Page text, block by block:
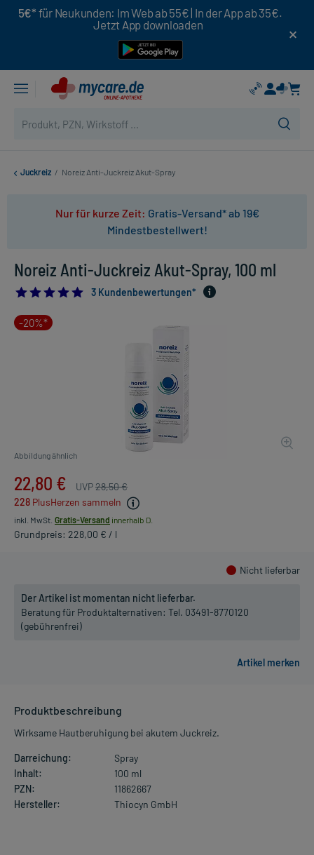
5€* für Neukunden: Im Web ab 55€ | In der App ab 35€.
Jetzt App downloaden
Juckreiz / Noreiz Anti-Juckreiz Akut-Spray
Nur für kurze Zeit: Gratis-Versand* ab 19€
Mindestbestellwert!
Noreiz Anti-Juckreiz Akut-Spray, 100 ml
5.0
3 Kundenbewertungen*
-20%*
Abbildung ähnlich
22,80 € UVP28,50 €
228 PlusHerzen sammeln
inkl. MwSt. Gratis-Versand innerhalb D.
Grundpreis: 228,00 € / l
Nicht lieferbar
Der Artikel ist momentan nicht lieferbar.
Beratung für Produktalternativen: Tel. 03491-8770120
(gebührenfrei)
Produktbeschreibung
Wirksame Hautberuhigung bei akutem Juckreiz.
Darreichung:
Spray
Inhalt:
100 ml
PZN:
11862667
Hersteller:
Thiocyn GmbH